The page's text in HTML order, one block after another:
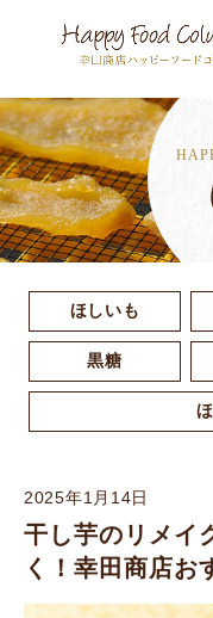
ほしいも
黒糖
2025年1月14日
干し芋のリメイ
く！幸田商店お